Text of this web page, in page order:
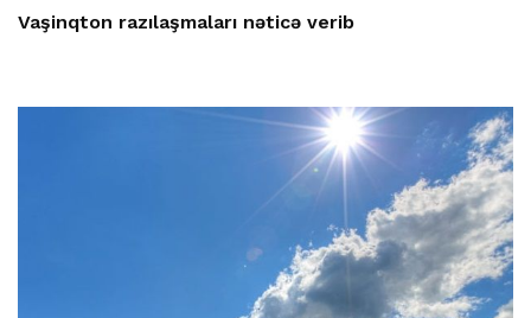
Vaşinqton razılaşmaları nəticə verib